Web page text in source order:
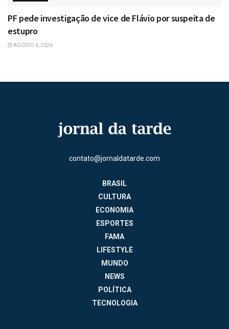
PF pede investigação de vice de Flávio por suspeita de
estupro
AGOSTO 6, 2026
contato@jornaldatarde.com
BRASIL
CULTURA
ECONOMIA
ESPORTES
FAMA
LIFESTYLE
MUNDO
NEWS
POLÍTICA
TECNOLOGIA